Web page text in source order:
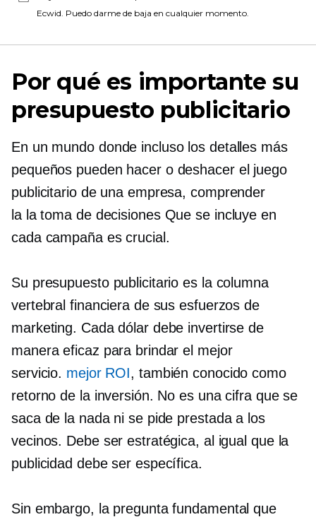
Ecwid. Puedo darme de baja en cualquier momento.
Por qué es importante su
presupuesto publicitario
En un mundo donde incluso los detalles más
pequeños pueden hacer o deshacer el juego
publicitario de una empresa, comprender
la la toma de decisionesQue se incluye en
cada campaña es crucial.
Su presupuesto publicitario es la columna
vertebral financiera de sus esfuerzos de
marketing. Cada dólar debe invertirse de
manera eficaz para brindar el mejor
servicio. mejor ROI, también conocido como
retorno de la inversión. No es una cifra que se
saca de la nada ni se pide prestada a los
vecinos. Debe ser estratégica, al igual que la
publicidad debe ser específica.
Sin embargo, la pregunta fundamental que